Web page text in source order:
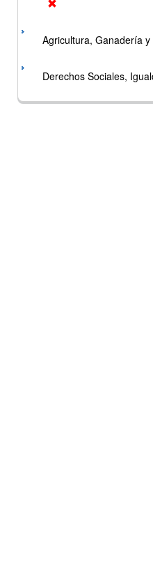
Agricultura, Ganadería y
Derechos Sociales,